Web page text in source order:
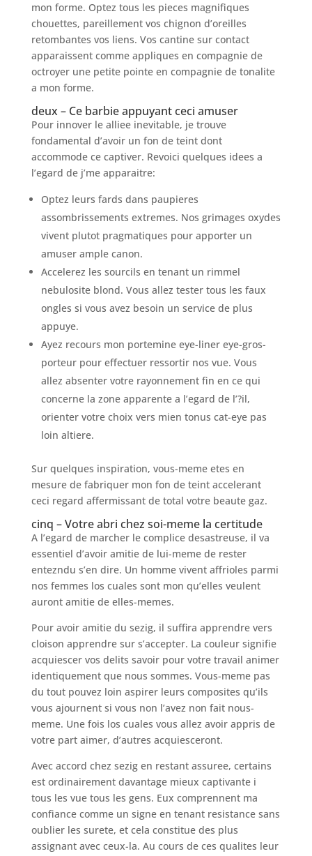
mon forme. Optez tous les pieces magnifiques
chouettes, pareillement vos chignon d’oreilles
retombantes vos liens. Vos cantine sur contact
apparaissent comme appliques en compagnie de
octroyer une petite pointe en compagnie de tonalite
a mon forme.
deux – Ce barbie appuyant ceci amuser
Pour innover le alliee inevitable, je trouve
fondamental d’avoir un fon de teint dont
accommode ce captiver. Revoici quelques idees a
l’egard de j’me apparaitre:
Optez leurs fards dans paupieres
assombrissements extremes. Nos grimages oxydes
vivent plutot pragmatiques pour apporter un
amuser ample canon.
Accelerez les sourcils en tenant un rimmel
nebulosite blond. Vous allez tester tous les faux
ongles si vous avez besoin un service de plus
appuye.
Ayez recours mon portemine eye-liner eye-gros-
porteur pour effectuer ressortir nos vue. Vous
allez absenter votre rayonnement fin en ce qui
concerne la zone apparente a l’egard de l’?il,
orienter votre choix vers mien tonus cat-eye pas
loin altiere.
Sur quelques inspiration, vous-meme etes en
mesure de fabriquer mon fon de teint accelerant
ceci regard affermissant de total votre beaute gaz.
cinq – Votre abri chez soi-meme la certitude
A l’egard de marcher le complice desastreuse, il va
essentiel d’avoir amitie de lui-meme de rester
entezndu s’en dire. Un homme vivent affrioles parmi
nos femmes los cuales sont mon qu’elles veulent
auront amitie de elles-memes.
Pour avoir amitie du sezig, il suffira apprendre vers
cloison apprendre sur s’accepter. La couleur signifie
acquiescer vos delits savoir pour votre travail animer
identiquement que nous sommes. Vous-meme pas
du tout pouvez loin aspirer leurs composites qu’ils
vous ajournent si vous non l’avez non fait nous-
meme. Une fois los cuales vous allez avoir appris de
votre part aimer, d’autres acquiesceront.
Avec accord chez sezig en restant assuree, certains
est ordinairement davantage mieux captivante i
tous les vue tous les gens. Eux comprennent ma
confiance comme un signe en tenant resistance sans
oublier les surete, et cela constitue des plus
assignant avec ceux-la. Au cours de ces qualites leur